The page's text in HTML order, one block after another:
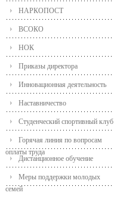
НАРКОПОСТ
ВСОКО
НОК
Приказы директора
Инновационная деятельность
Наставничество
Студенческий спортивный клуб
Горячая линия по вопросам
оплаты труда
Дистанционное обучение
Меры поддержки молодых
семей